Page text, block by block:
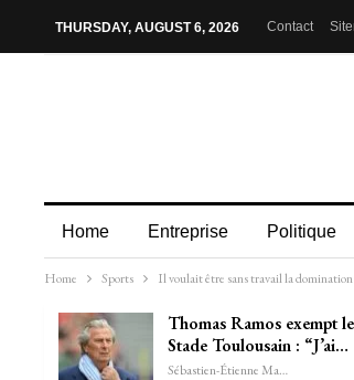
THURSDAY, AUGUST 6, 2026 Contact
Home Entreprise Politique
Home Sports Il voulait être sans travail la domination
Thomas Ramos exempt le
Stade Toulousain : “J’ai…
Sébastien-Étienne Marechal